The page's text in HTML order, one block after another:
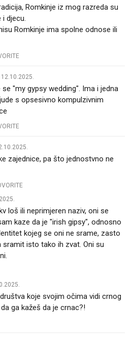
Romkinje iz mog razreda su
i djecu.
Romkinje ima spolne odnose ili
12.10.2025.
se "my gypsy wedding". Ima i jedna
s opsesivno kompulzivnim
zajednice, pa što jednostvno ne
loš ili neprimjeren naziv, oni se
kaze da je "irish gipsy", odnosno
kojeg se oni ne srame, zasto
sramit isto tako ih zvat. Oni su
koje svojim očima vidi crnog
ga kažeš da je crnac?!